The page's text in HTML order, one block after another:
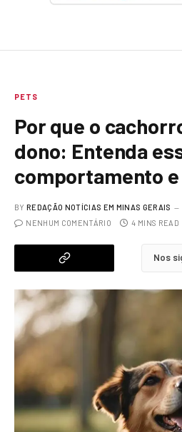
PETS
Por que o
dono: Entenda
comportamento
BY REDAÇÃO NOTÍCIAS EM MINAS GERAIS
NENHUM COMENTÁRIO
4 MINS READ
Nos